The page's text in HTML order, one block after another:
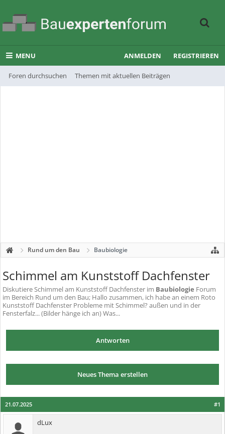
MENU
Foren durchsuchen Themen mit aktuellen Beiträgen
ANMELDEN REGISTRIEREN
Rund um den Bau Baubiologie
Schimmel am Kunststoff Dachfenster
DiskutiereSchimmel am Kunststoff Dachfenster im Baubiologie Forum
im Bereich Rund um den Bau; Hallo zusammen, ich habe an einem Roto
Kunststoff Dachfenster Probleme mit Schimmel? außen und in der
Fensterfalz... (Bilder hänge ich an) Was...
Antworten
Neues Thema erstellen
#1
21.07.2025
dLux